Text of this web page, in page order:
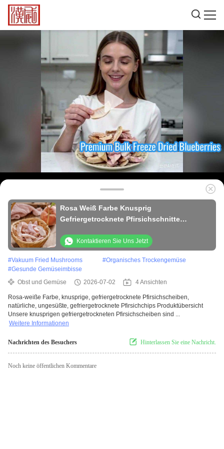
Rosa Weiß Farbe Knusprig
Gefriergetrocknete Pfirsichschnitte
Pfirsichchips
Kontaktieren Sie Uns Jetzt
#Vakuum Fried Mushrooms #Organisches Trockengemüse
#Gesunde Gemüseimbisse
Obst und Gemüse
2026-07-02 4 Ansichten
Rosa-weiße Farbe, knusprige, gefriergetrocknete Pfirsichscheiben,
natürliche, ungesüßte, gefriergetrocknete Pfirsichchips Produktübersicht
Unsere knusprigen gefriergetrockneten Pfirsichscheiben sind ...
Weitere Informationen
Nachrichten des Besuchers Hinterlassen Sie eine Nachricht.
Noch keine öffentlichen Kommentare